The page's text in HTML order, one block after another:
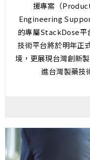
援專案（
Engineering
的專屬StackDose平
技術平台將於明年正
境，更展現台灣創新
進台灣製藥技